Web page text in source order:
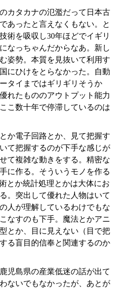
カタカナの氾濫だって日本古
あったと言えなくもない。と
術を吸収し30年ほどでイギリ
なっちゃんだからなあ。新し
姿勢。本質を見抜いて利用す
にひけをとらなかった。自動
タイまではギリギリそうか
れたもののアウトプット能力
こ数十年で停滞しているのは
か電子回路とか、見て把握す
て把握するのが下手な感じが
て複雑な動きをする。精密な
に作る。そういうモノを作る
とか統計処理とかは大体にお
。突出して優れた人物はいて
人が理解しているわけでもな
なすのも下手。魔法とかアニ
とか、目に見えない（目で把
る盲目的信奉と関連するのか
児島県の産業低迷の話が出て
ないでもなかったが、あとが